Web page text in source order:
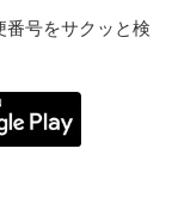
号をサクッと検